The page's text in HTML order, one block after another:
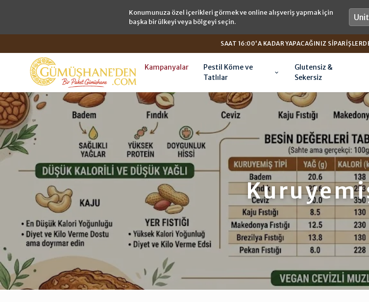
Konumunuza özel içerikleri görmek ve online alışveriş yapmak için
başka bir ülkeyi veya bölgeyi seçin.
SAAT 16:00'A KADAR YAPACAĞINIZ
Kampanyalar
Pestil Köme ve
Tatlılar
Glutensiz &
Sekersiz